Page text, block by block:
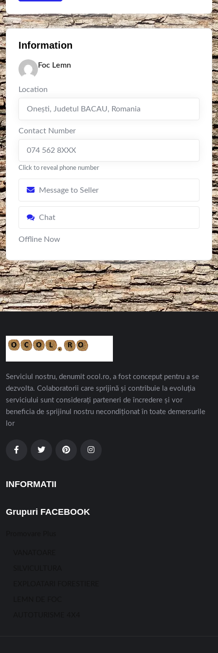
Information
Foc Lemn
Location
Oneşti, Judetul BACAU, Romania
Contact Number
074 562 8XXX
Click to reveal phone number
Message to Seller
Chat
Offline Now
Serviciul nostru, denumit ocol.ro, a fost conceput pentru a se
dezvolta. Colaboratorii care sprijină și contribuie la evoluția
serviciului sunt considerați parteneri de încredere și vor
beneficia de sprijinul nostru necondiționat în toate demersurile
lor
INFORMATII
Grupuri FACEBOOK